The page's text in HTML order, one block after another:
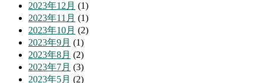
2023年12月 (1)
2023年11月 (1)
2023年10月 (2)
2023年9月 (1)
2023年8月 (2)
2023年7月 (3)
2023年5月 (2)